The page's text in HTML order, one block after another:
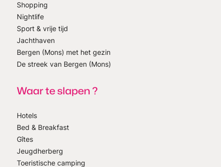
Shopping
Nightlife
Sport & vrije tijd
Jachthaven
Bergen (Mons) met het gezin
De streek van Bergen (Mons)
Waar te slapen ?
Hotels
Bed & Breakfast
Gîtes
Jeugdherberg
Toeristische camping